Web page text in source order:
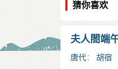
猜你喜欢
夫人閤端
唐代： 胡宿